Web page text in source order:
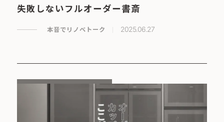
失敗しないフルオーダー書斎
本音でリノベトーク 2025.06.27